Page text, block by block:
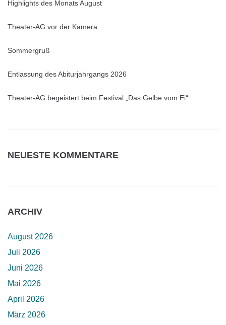
Highlights des Monats August
Theater-AG vor der Kamera
Sommergruß
Entlassung des Abiturjahrgangs 2026
Theater-AG begeistert beim Festival „Das Gelbe vom Ei“
NEUESTE KOMMENTARE
ARCHIV
August 2026
Juli 2026
Juni 2026
Mai 2026
April 2026
März 2026